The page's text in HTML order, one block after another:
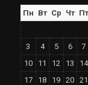
Пн Вт Ср Чт Пт
3
4 5 6 7
10
11 12 13 14
17
18 19 20 21